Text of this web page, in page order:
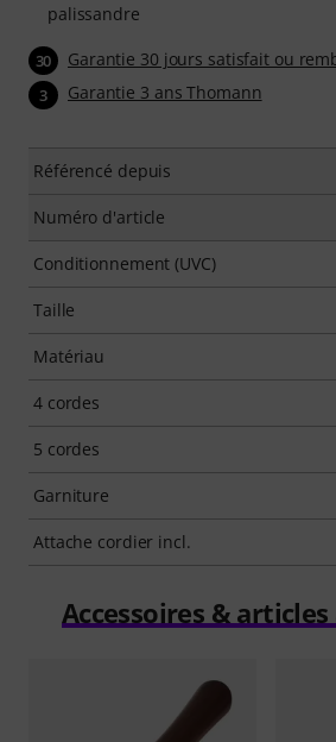
palissandre
30 Garantie 30 jours satisfait ou
3 Garantie 3 ans Thomann
Référencé depuis
Numéro d'article
Conditionnement (UVC)
Taille
Matériau
4 cordes
5 cordes
Garniture
Attache cordier incl.
Accessoires &